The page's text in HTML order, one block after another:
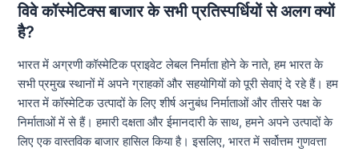
विवे कॉस्मेटिक्स बाजार के सभी प्रतिस्पर्धियों से अलग क्यों
है?
भारत में अग्रणी कॉस्मेटिक प्राइवेट लेबल निर्माता होने के नाते, हम भारत के
सभी प्रमुख स्थानों में अपने ग्राहकों और सहयोगियों को पूरी सेवाएं दे रहे हैं। हम
भारत में कॉस्मेटिक उत्पादों के लिए शीर्ष अनुबंध निर्माताओं और तीसरे पक्ष के
निर्माताओं में से हैं। हमारी दक्षता और ईमानदारी के साथ, हमने अपने उत्पादों के
लिए एक वास्तविक बाजार हासिल किया है। इसलिए, भारत में सर्वोत्तम गुणवत्ता